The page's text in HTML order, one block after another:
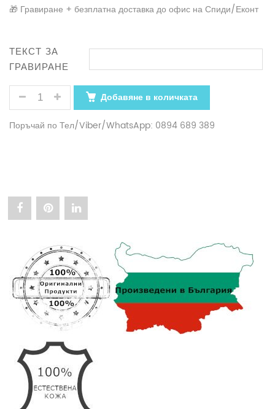
🎁 Гравиране + безплатна доставка до офис на Спиди/Еконт
ТЕКСТ ЗА
ГРАВИРАНЕ
КОЛИЧЕСТВО ЗА МЪЖКИ ПОРТФЕЙЛ С ГОЛЯМ
Добавяне в количката
Поръчай по Тел/Viber/WhatsApp: 0894 689 389
Share
Портфейл
с
Голям
Капацитет
за
Карти
АРТ#
Pin
Портфейл
с
Голям
Капацитет
за
Карти
АРТ#
Share
Портфейл
с
Голям
Капацитет
за
Карти
АРТ#